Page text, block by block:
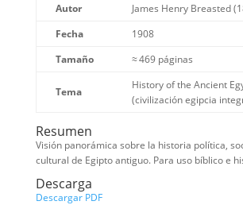
Autor
James Henry Breasted
Fecha
1908
Tamaño
≈ 469 páginas
Tema
History of the Ancient
(civilización egipcia
Resumen
Visión panorámica sobre la historia política,
cultural de Egipto antiguo. Para uso bíblico e
Descarga
Descargar PDF